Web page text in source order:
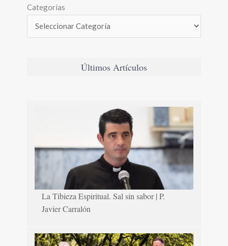
Categorías
Últimos Artículos
La Tibieza Espiritual. Sal sin sabor | P.
Javier Carralón